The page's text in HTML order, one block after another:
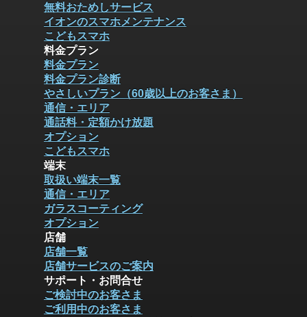
無料おためしサービス
イオンのスマホメンテナンス
こどもスマホ
料金プラン
料金プラン
料金プラン診断
やさしいプラン（60歳以上のお客さま）
通信・エリア
通話料・定額かけ放題
オプション
こどもスマホ
端末
取扱い端末一覧
通信・エリア
ガラスコーティング
オプション
店舗
店舗一覧
店舗サービスのご案内
サポート・お問合せ
ご検討中のお客さま
ご利用中のお客さま